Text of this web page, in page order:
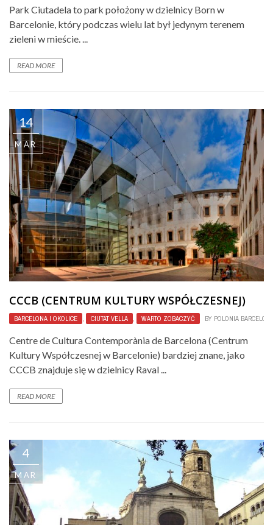
Park Ciutadela to park położony w dzielnicy Born w
Barcelonie, który podczas wielu lat był jedynym terenem
zieleni w mieście. ...
READ MORE
14
MAR
CCCB (CENTRUM KULTURY WSPÓŁCZESNEJ)
BARCELONA I OKOLICE , CIUTAT VELLA , WARTO ZOBACZYĆ BY POLONIA
Centre de Cultura Contemporània de Barcelona (Centrum
Kultury Współczesnej w Barcelonie) bardziej znane, jako
CCCB znajduje się w dzielnicy Raval ...
READ MORE
4
MAR